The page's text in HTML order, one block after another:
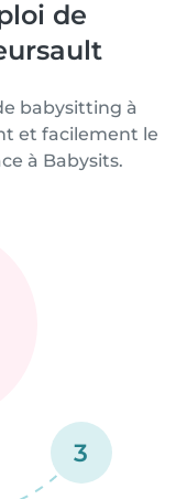
de
babysitting à
et facilement le
à Babysits.
3